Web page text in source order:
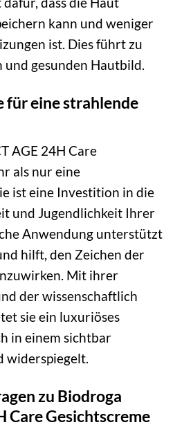
kann und weniger
ist. Dies führt zu
und gesunden Hautbild.
für eine strahlende
AGE 24H Care
als nur eine
ist eine Investition in die
und Jugendlichkeit Ihrer
Anwendung unterstützt
hilft, den Zeichen der
Mit ihrer
der wissenschaftlich
sie ein luxuriöses
in einem sichtbar
widerspiegelt.
zu Biodroga
Care Gesichtscreme